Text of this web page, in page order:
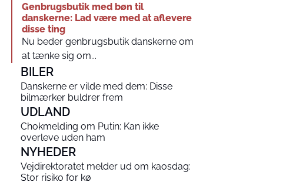
Genbrugsbutik med bøn til
danskerne: Lad være med at aflevere
disse ting
Nu beder genbrugsbutik danskerne om
at tænke sig om...
BILER
Danskerne er vilde med dem: Disse
bilmærker buldrer frem
UDLAND
Chokmelding om Putin: Kan ikke
overleve uden ham
NYHEDER
Vejdirektoratet melder ud om kaosdag:
Stor risiko for kø